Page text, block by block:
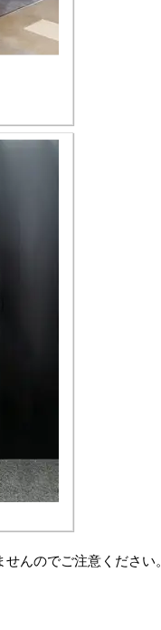
んのでご注意ください。